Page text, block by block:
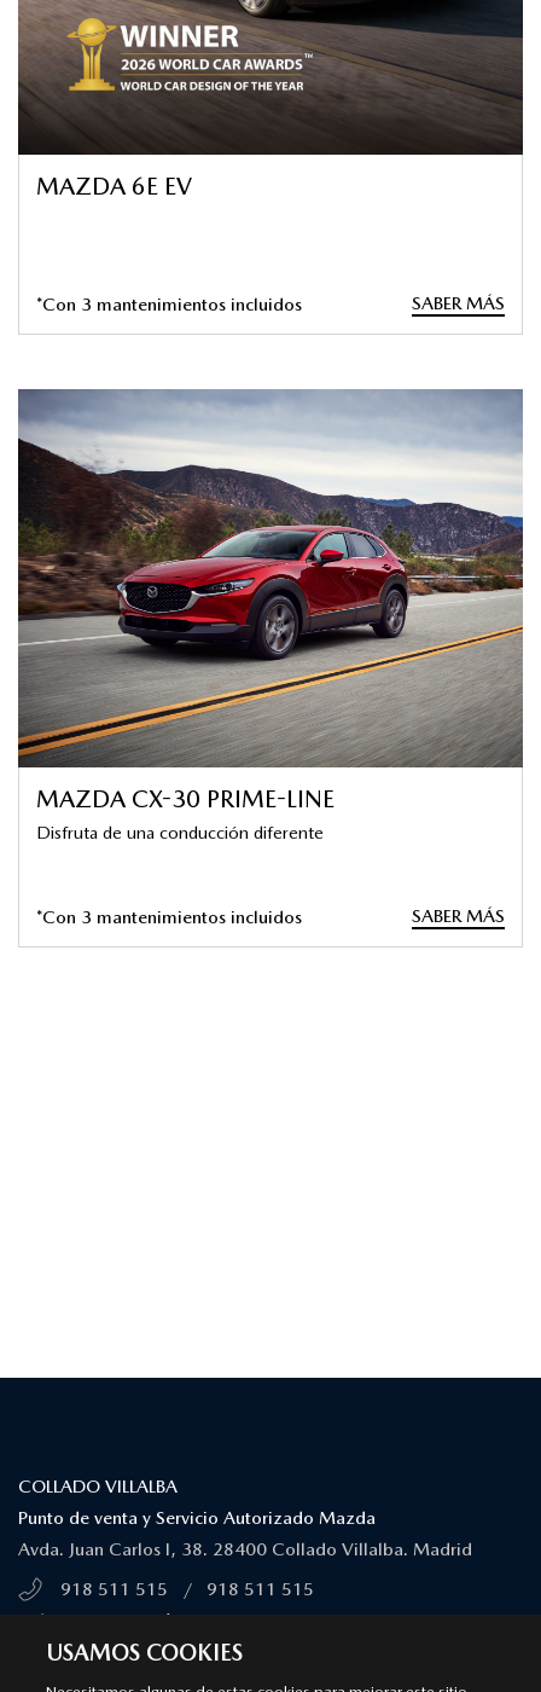
MAZDA 6E EV
*Con 3 mantenimientos incluidos SABER MÁS
MAZDA CX-30 PRIME-LINE
Disfruta de una conducción diferente
*Con 3 mantenimientos incluidos SABER MÁS
COLLADO VILLALBA
Punto de venta y Servicio Autorizado Mazda
Avda. Juan Carlos I, 38. 28400 Collado Villalba. Madrid
918 511 515
/
918 511 515
USAMOS COOKIES